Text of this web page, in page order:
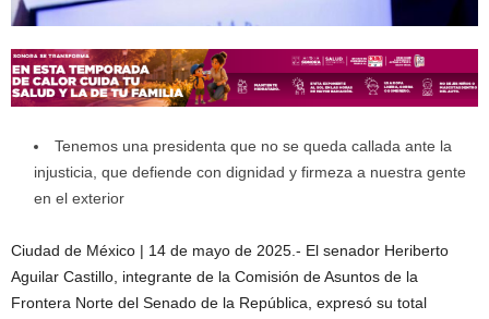
Tenemos una presidenta que no se queda callada ante la
injusticia, que defiende con dignidad y firmeza a nuestra gente
en el exterior
Ciudad de México | 14 de mayo de 2025.- El senador Heriberto
Aguilar Castillo, integrante de la Comisión de Asuntos de la
Frontera Norte del Senado de la República, expresó su total